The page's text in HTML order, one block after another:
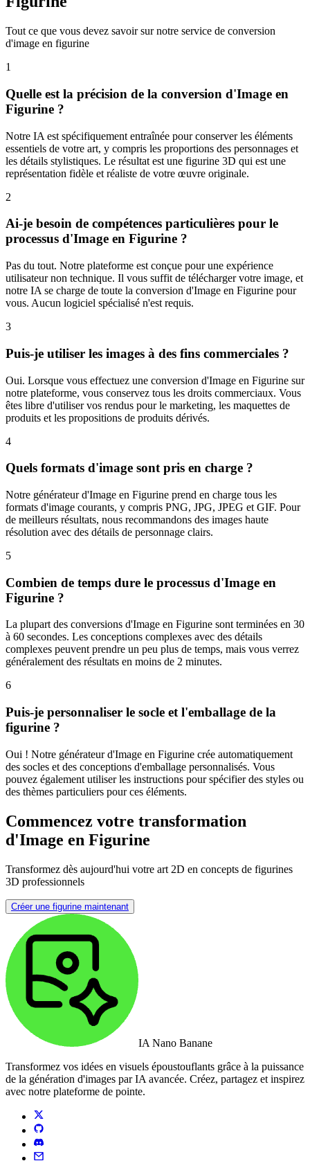
Tout ce que vous devez savoir sur notre service de conversion
d'image en figurine
1
Quelle est la précision de la conversion d'Image en
Figurine ?
Notre IA est spécifiquement entraînée pour conserver les éléments
essentiels de votre art, y compris les proportions des personnages et
les détails stylistiques. Le résultat est une figurine 3D qui est une
représentation fidèle et réaliste de votre œuvre originale.
2
Ai-je besoin de compétences particulières pour le
processus d'Image en Figurine ?
Pas du tout. Notre plateforme est conçue pour une expérience
utilisateur non technique. Il vous suffit de télécharger votre image, et
notre IA se charge de toute la conversion d'Image en Figurine pour
vous. Aucun logiciel spécialisé n'est requis.
3
Puis-je utiliser les images à des fins commerciales ?
Oui. Lorsque vous effectuez une conversion d'Image en Figurine sur
notre plateforme, vous conservez tous les droits commerciaux. Vous
êtes libre d'utiliser vos rendus pour le marketing, les maquettes de
produits et les propositions de produits dérivés.
4
Quels formats d'image sont pris en charge ?
Notre générateur d'Image en Figurine prend en charge tous les
formats d'image courants, y compris PNG, JPG, JPEG et GIF. Pour
de meilleurs résultats, nous recommandons des images haute
résolution avec des détails de personnage clairs.
5
Combien de temps dure le processus d'Image en
Figurine ?
La plupart des conversions d'Image en Figurine sont terminées en 30
à 60 secondes. Les conceptions complexes avec des détails
complexes peuvent prendre un peu plus de temps, mais vous verrez
généralement des résultats en moins de 2 minutes.
6
Puis-je personnaliser le socle et l'emballage de la
figurine ?
Oui ! Notre générateur d'Image en Figurine crée automatiquement
des socles et des conceptions d'emballage personnalisés. Vous
pouvez également utiliser les instructions pour spécifier des styles ou
des thèmes particuliers pour ces éléments.
Commencez votre transformation
d'Image en Figurine
Transformez dès aujourd'hui votre art 2D en concepts de figurines
3D professionnels
Créer une figurine maintenant
IA Nano Banane
Transformez vos idées en visuels époustouflants grâce à la puissance
de la génération d'images par IA avancée. Créez, partagez et inspirez
avec notre plateforme de pointe.